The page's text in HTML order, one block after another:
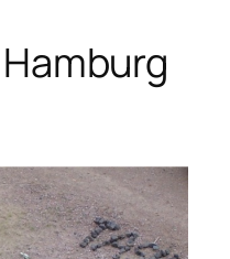
Hamburg